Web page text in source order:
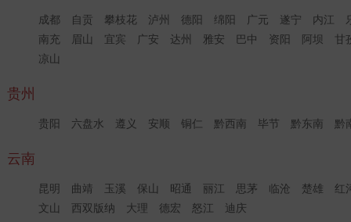
成都 自贡 攀枝花 泸州 德阳 绵阳 广元 遂宁 内江
南充
眉山 宜宾 广安 达州 雅安 巴中 资阳 阿坝
甘
凉山
贵州
贵阳 六盘水 遵义 安顺 铜仁 黔西南 毕节 黔东南 黔
云南
昆明 曲靖 玉溪 保山 昭通 丽江 思茅 临沧 楚雄
红
文山
西双版纳 大理 德宏 怒江 迪庆